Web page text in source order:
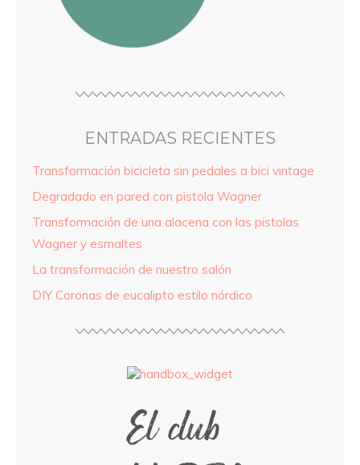
ENTRADAS RECIENTES
Transformación bicicleta sin pedales a bici vintage
Degradado en pared con pistola Wagner
Transformación de una alacena con las pistolas
Wagner y esmaltes
La transformación de nuestro salón
DIY Coronas de eucalipto estilo nórdico